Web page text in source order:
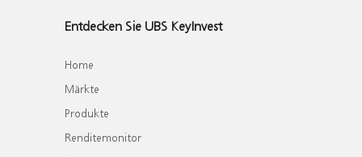
Entdecken Sie UBS KeyInvest
Home
Märkte
Produkte
Renditemonitor